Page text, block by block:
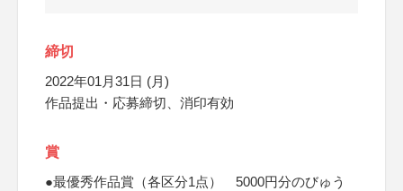
締切
2022年01月31日 (月)
作品提出・応募締切、消印有効
賞
●最優秀作品賞（各区分1点） 5000円分のびゅう